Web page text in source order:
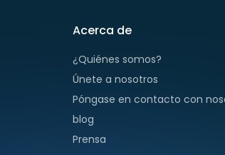
Acerca de
¿Quiénes somos?
Únete a nosotros
Póngase en contacto con
blog
Prensa